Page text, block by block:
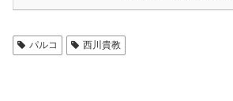
パルコ 西川貴教